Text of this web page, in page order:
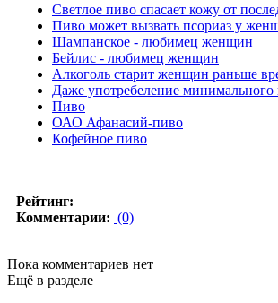
Светлое пиво спасает кожу от
Пиво может вызвать псориаз у
Шампанское - любимец женщин
Бейлис - любимец женщин
Алкоголь старит женщин раньше
Даже употребеление минимального
Пиво
ОАО Афанасий-пиво
Кофейное пиво
Рейтинг:
Комментарии: (0)
Пока комментариев нет
Ещё в разделе